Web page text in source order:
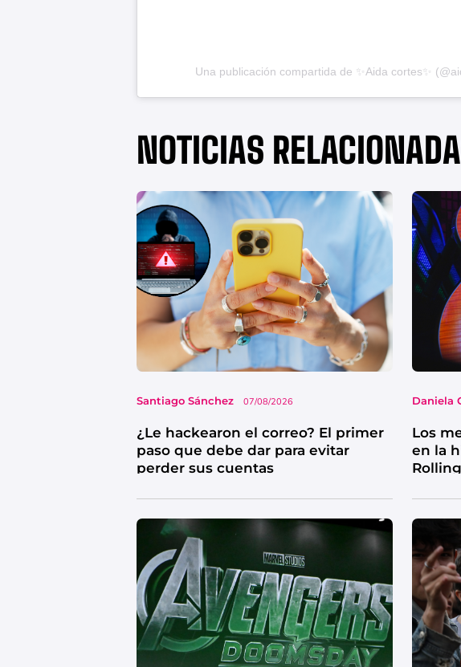
Una publicación compartida de ✨Aida cortes✨
NOTICIAS
Santiago Sánchez 07/08/2026
¿Le hackearon el correo? El primer
paso que debe dar para evitar
perder sus cuentas
Daniela
Los
en la